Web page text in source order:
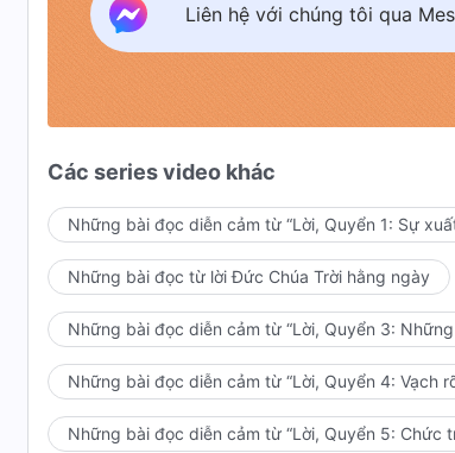
Liên hệ với chúng tôi qua
Các series video khác
Những bài đọc diễn cảm từ “Lời, Quyển 1: Sự
Những bài đọc từ lời Đức Chúa Trời hằng ngày
Những bài đọc diễn cảm từ “Lời, Quyển 3:
Những bài đọc diễn cảm từ “Lời, Quyển 4: Vạch
Những bài đọc diễn cảm từ “Lời, Quyển 5: Chức